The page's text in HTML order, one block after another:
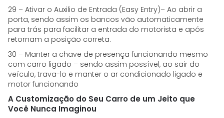
29 – Ativar o Auxilio de Entrada (Easy Entry)– Ao abrir a
porta, sendo assim os bancos vão automaticamente
para trás para facilitar a entrada do motorista e após
retornam a posição correta.
30 – Manter a chave de presença funcionando mesmo
com carro ligado – sendo assim possível, ao sair do
veículo, trava-lo e manter o ar condicionado ligado e
motor funcionando
A Customização do Seu Carro de um Jeito que
Você Nunca Imaginou